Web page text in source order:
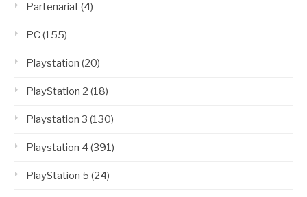
Partenariat(4)
PC(155)
Playstation (20)
PlayStation 2 (18)
Playstation 3 (130)
Playstation 4 (391)
PlayStation 5 (24)